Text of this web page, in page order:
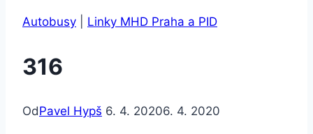
Autobusy Linky MHD Praha a PID
316
OdPavel Hypš 6. 4. 20206. 4. 2020